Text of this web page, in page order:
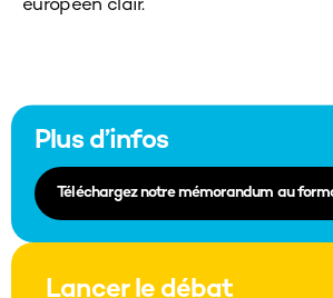
européen clair.
Plus d’infos
Téléchargez notre mémorandum au
Lancer le débat